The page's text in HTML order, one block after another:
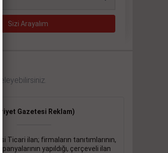
Gazetesi Reklam)
Ticari ilan; firmaların tanıtımlarının,
yapıldığı, çerçeveli ilan